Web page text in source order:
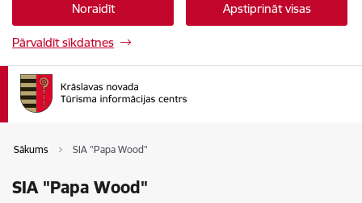
Noraidīt Apstiprināt visas
Pārvaldīt sīkdatnes
Sākums SIA "Papa Wood"
SIA "Papa Wood"